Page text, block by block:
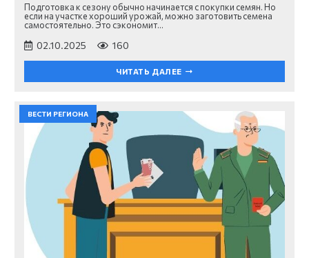
Подготовка к сезону обычно начинается с покупки семян. Но
если на участке хороший урожай, можно заготовить семена
самостоятельно. Это сэкономит…
02.10.2025 160
ЧИТАТЬ ДАЛЕЕ
ВЕСТИ РЕГИОНА